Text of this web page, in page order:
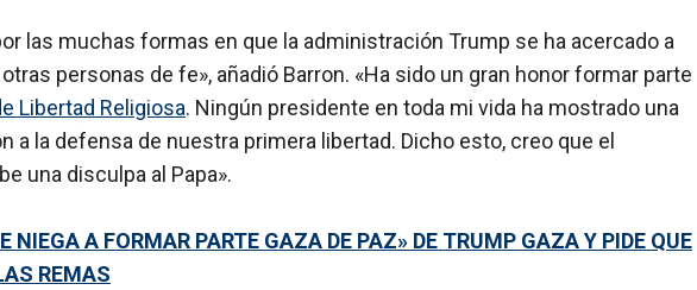
las muchas formas en que la administración Trump se ha acercado a
personas de fe», añadió Barron. «Ha sido un gran honor formar parte
Libertad Religiosa. Ningún presidente en toda mi vida ha mostrado una
a la defensa de nuestra primera libertad. Dicho esto, creo que el
una disculpa al Papa».
NIEGA A FORMAR PARTE GAZA DE PAZ» DE TRUMP GAZA Y PIDE QUE
REMAS